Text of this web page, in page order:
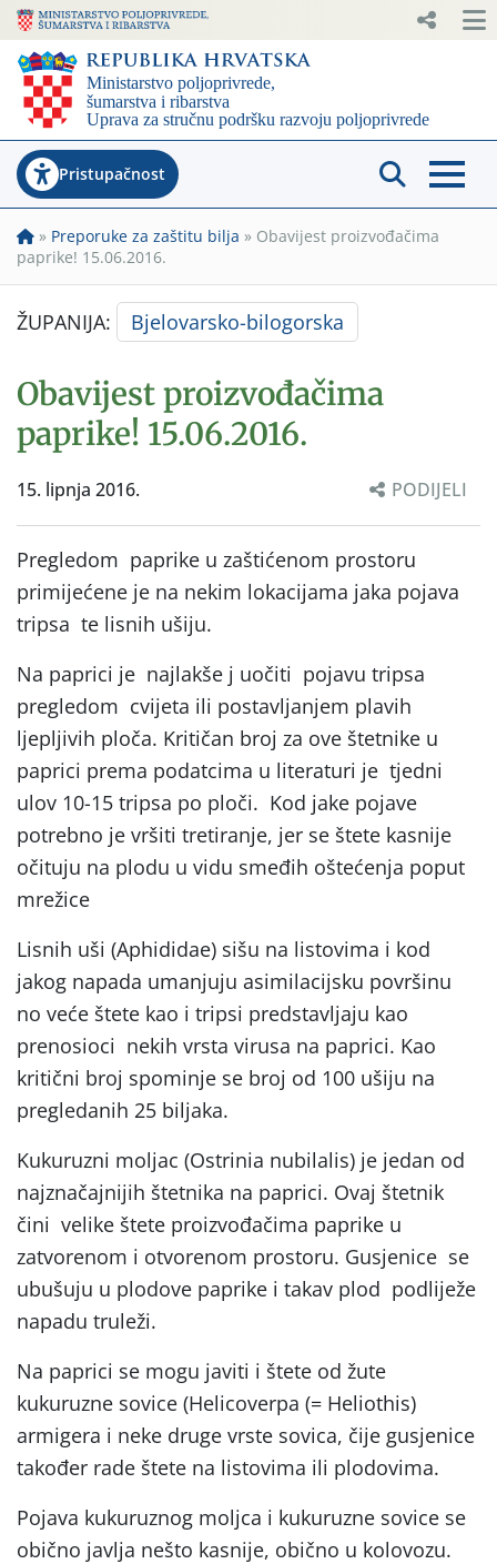
Pristupačnost
» Preporuke za zaštitu bilja » Obavijest proizvođačima
paprike! 15.06.2016.
ŽUPANIJA: Bjelovarsko-bilogorska
Obavijest proizvođačima
paprike! 15.06.2016.
15. lipnja 2016. PODIJELI
Pregledom paprike u zaštićenom prostoru
primijećene je na nekim lokacijama jaka pojava
tripsa te lisnih ušiju.
Na paprici je najlakše j uočiti pojavu tripsa
pregledom cvijeta ili postavljanjem plavih
ljepljivih ploča. Kritičan broj za ove štetnike u
paprici prema podatcima u literaturi je tjedni
ulov 10-15 tripsa po ploči. Kod jake pojave
potrebno je vršiti tretiranje, jer se štete kasnije
očituju na plodu u vidu smeđih oštećenja poput
mrežice
Lisnih uši (Aphididae) sišu na listovima i kod
jakog napada umanjuju asimilacijsku površinu
no veće štete kao i tripsi predstavljaju kao
prenosioci nekih vrsta virusa na paprici. Kao
kritični broj spominje se broj od 100 ušiju na
pregledanih 25 biljaka.
Kukuruzni moljac (Ostrinia nubilalis) je jedan od
najznačajnijih štetnika na paprici. Ovaj štetnik
čini velike štete proizvođačima paprike u
zatvorenom i otvorenom prostoru. Gusjenice se
ubušuju u plodove paprike i takav plod podliježe
napadu truleži.
Na paprici se mogu javiti i štete od žute
kukuruzne sovice (Helicoverpa (= Heliothis)
armigera i neke druge vrste sovica, čije gusjenice
također rade štete na listovima ili plodovima.
Pojava kukuruznog moljca i kukuruzne sovice se
obično javlja nešto kasnije, obično u kolovozu.